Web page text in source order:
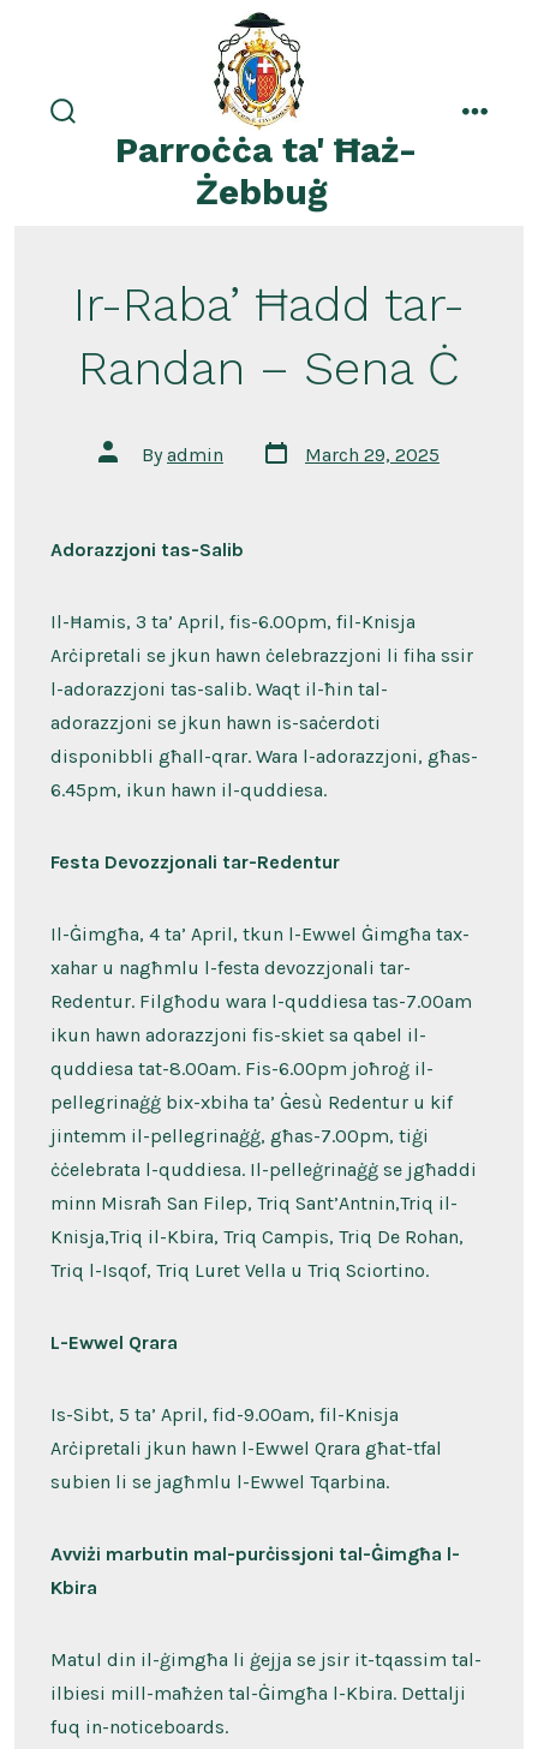
search
toggleParroċċa ta' Ħaż-
Żebbuġ
Ir-Raba’ Ħadd tar-
Randan – Sena Ċ
Post
author
Byadmin
Post
date
March 29, 2025
Adorazzjoni tas-Salib
Il-Ħamis, 3 ta’ April, fis-6.00pm, fil-Knisja
Arċipretali se jkun hawn ċelebrazzjoni li fiha ssir
l-adorazzjoni tas-salib. Waqt il-ħin tal-
adorazzjoni se jkun hawn is-saċerdoti
disponibbli għall-qrar. Wara l-adorazzjoni, għas-
6.45pm, ikun hawn il-quddiesa.
Festa Devozzjonali tar-Redentur
Il-Ġimgħa, 4 ta’ April, tkun l-Ewwel Ġimgħa tax-
xahar u nagħmlu l-festa devozzjonali tar-
Redentur. Filgħodu wara l-quddiesa tas-7.00am
ikun hawn adorazzjoni fis-skiet sa qabel il-
quddiesa tat-8.00am. Fis-6.00pm joħroġ il-
pellegrinaġġ bix-xbiha ta’ Ġesù Redentur u kif
jintemm il-pellegrinaġġ, għas-7.00pm, tiġi
ċċelebrata l-quddiesa. Il-pelleġrinaġġ se jgħaddi
minn Misraħ San Filep, Triq Sant’Antnin,Triq il-
Knisja,Triq il-Kbira, Triq Campis, Triq De Rohan,
Triq l-Isqof, Triq Luret Vella u Triq Sciortino.
L-Ewwel Qrara
Is-Sibt, 5 ta’ April, fid-9.00am, fil-Knisja
Arċipretali jkun hawn l-Ewwel Qrara għat-tfal
subien li se jagħmlu l-Ewwel Tqarbina.
Avviżi marbutin mal-purċissjoni tal-Ġimgħa l-
Kbira
Matul din il-ġimgħa li ġejja se jsir it-tqassim tal-
ilbiesi mill-maħżen tal-Ġimgħa l-Kbira. Dettalji
fuq in-noticeboards.